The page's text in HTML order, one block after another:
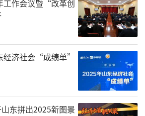
断增强，形成多领域协同发
“拓维”，带动全市服务业有
，今年一季度，全市服务业
对经济增长贡献率63.9%，为
有力支撑。
工作会议暨“改革创
经济社会“成绩单”
东拼出2025新图景